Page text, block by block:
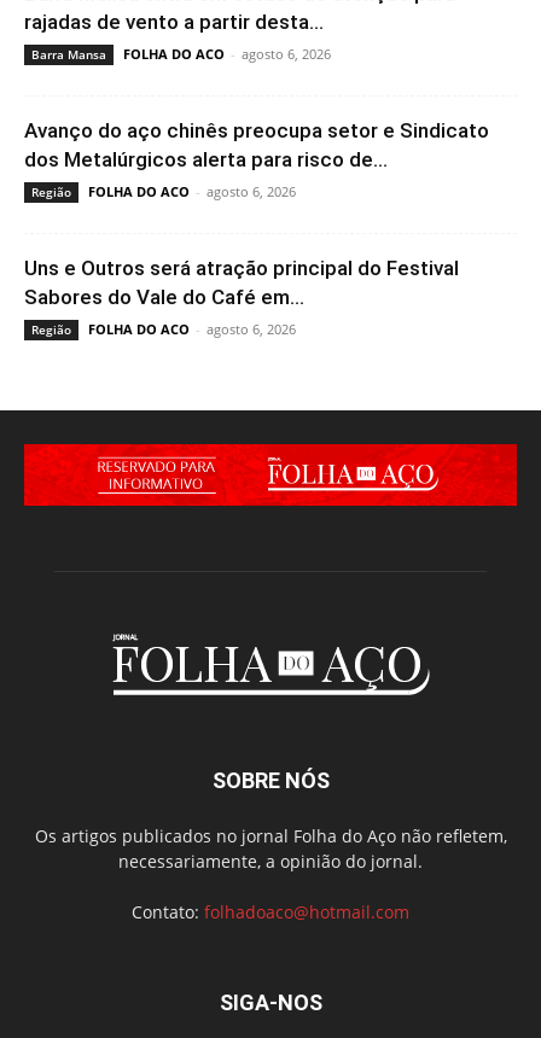
rajadas de vento a partir desta...
Barra Mansa FOLHA DO ACO - agosto 6, 2026
Avanço do aço chinês preocupa setor e Sindicato
dos Metalúrgicos alerta para risco de...
Região FOLHA DO ACO - agosto 6, 2026
Uns e Outros será atração principal do Festival
Sabores do Vale do Café em...
Região FOLHA DO ACO - agosto 6, 2026
SOBRE NÓS
Os artigos publicados no jornal Folha do Aço não refletem,
necessariamente, a opinião do jornal.
Contato: folhadoaco@hotmail.com
SIGA-NOS